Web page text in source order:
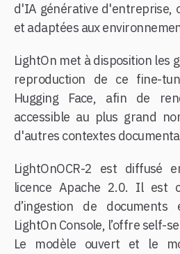
d'IA générative d'entreprise,
et adaptées aux
LightOn met à disposition les
reproduction de ce fine-
Hugging Face, afin de
accessible au plus grand
d'autres contextes
LightOnOCR-2 est diffusé
licence Apache 2.0. Il est
d’ingestion de
LightOn Console, l’offre self-
Le modèle ouvert et le